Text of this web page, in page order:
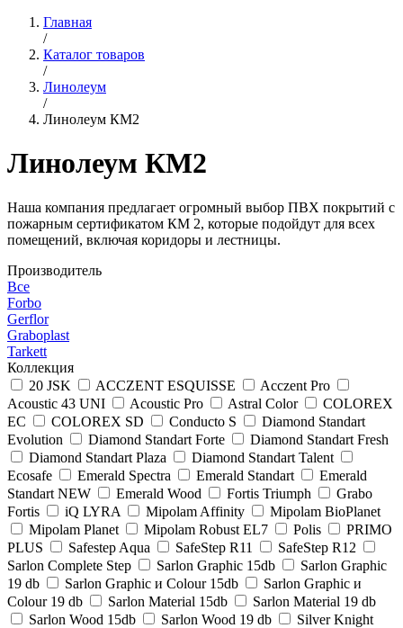
Главная
/
Каталог товаров
/
Линолеум
/
Линолеум КМ2
Линолеум КМ2
Наша компания предлагает огромный выбор ПВХ покрытий с
пожарным сертификатом КМ 2, которые подойдут для всех
помещений, включая коридоры и лестницы.
Производитель
Все
Forbo
Gerflor
Graboplast
Tarkett
Коллекция
20 JSK
ACCZENT ESQUISSE
Acczent Pro
Acoustic 43 UNI
Acoustic Pro Astral Color
COLOREX
EC
COLOREX SD Conducto S
Diamond Standart
Evolution
Diamond Standart Forte
Diamond Standart Fresh
Diamond Standart Plaza
Diamond Standart Talent
Ecosafe
Emerald Spectra Emerald Standart
Emerald
Standart NEW
Emerald Wood Fortis Triumph
Grabo
Fortis
iQ LYRA Mipolam Affinity
Mipolam BioPlanet
Mipolam Planet
Mipolam Robust EL7 Polis
PRIMO
PLUS
Safestep Aqua SafeStep R11
SafeStep R12
Sarlon Complete Step
Sarlon Graphic 15db
Sarlon Graphic
19 db
Sarlon Graphic и Colour 15db
Sarlon Graphic и
Colour 19 db
Sarlon Material 15db
Sarlon Material 19 db
Sarlon Wood 15db
Sarlon Wood 19 db
Silver Knight